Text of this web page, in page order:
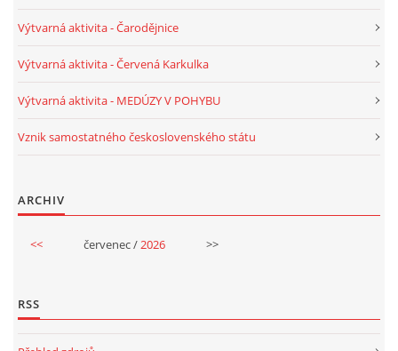
Výtvarná aktivita - Čarodějnice
Výtvarná aktivita - Červená Karkulka
Výtvarná aktivita - MEDÚZY V POHYBU
Vznik samostatného československého státu
ARCHIV
<< červenec /2026 >>
RSS